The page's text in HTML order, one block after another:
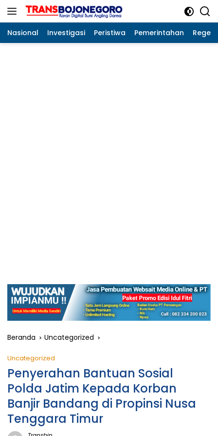
Langsung
Nasional Investigasi Peristiwa Pemerintahan
Beranda Uncategorized
Uncategorized
Penyerahan Bantuan Sosial
Polda Jatim Kepada Korban
Banjir Bandang di Propinsi Nusa
Tenggara Timur